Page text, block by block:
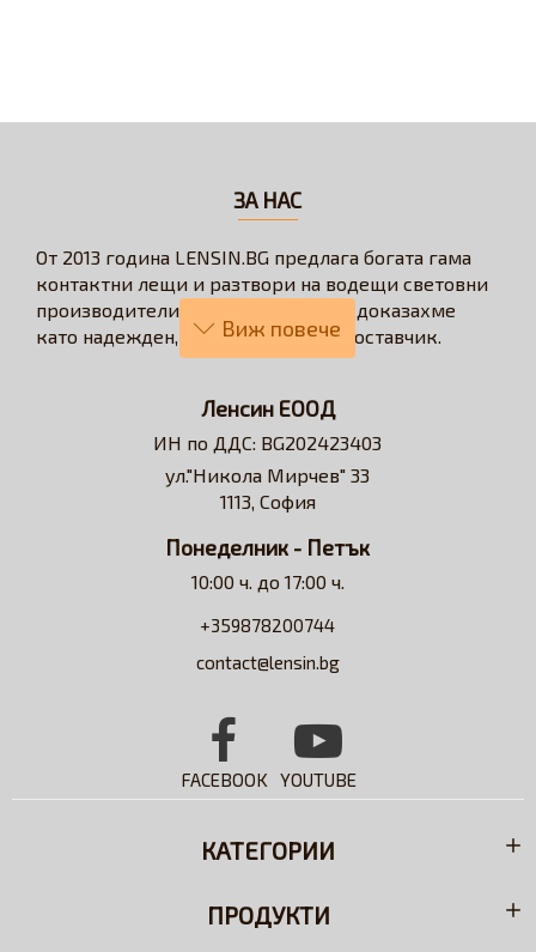
ЗА НАС
От 2013 година LENSIN.BG предлага богата гама
контактни лещи и разтвори на водещи световни
производители. През годините се доказахме
като надежден, бърз и коректен доставчик.
пазаруването в бързо, лесно, удобно и изгодно
решение за всеки потребител на контактни лещи.
Достъпни сме за професионални съвети и
съдействие относно избора на контактни лещи и
Ленсин ЕООД
ИН по ДДС: BG202423403
ул."Никола Мирчев" 33
1113, София
Понеделник - Петък
10:00 ч. до 17:00 ч.
+359878200744
contact@lensin.bg
FACEBOOK YOUTUBE
КАТЕГОРИИ
ПРОДУКТИ